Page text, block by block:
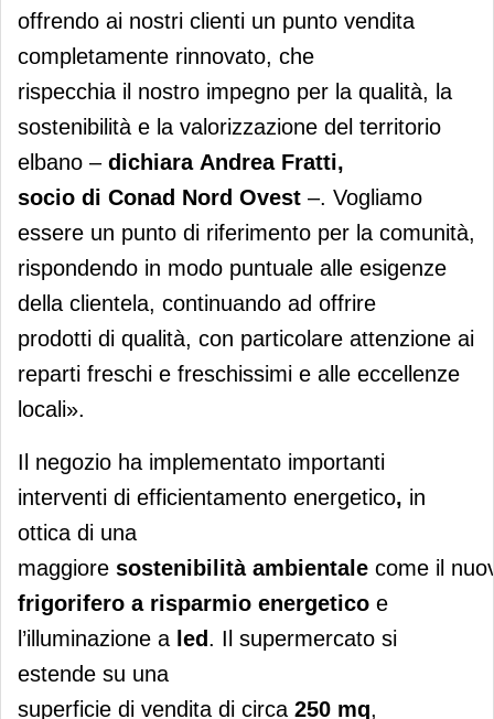
offrendo ai nostri clienti un punto vendita
completamente rinnovato, che
rispecchia il nostro impegno per la qualità, la
sostenibilità e la valorizzazione del territorio
elbano – dichiara Andrea Fratti,
socio di Conad Nord Ovest –. Vogliamo
essere un punto di riferimento per la comunità,
rispondendo in modo puntuale alle esigenze
della clientela, continuando ad offrire
prodotti di qualità, con particolare attenzione ai
reparti freschi e freschissimi e alle eccellenze
locali».
Il negozio ha implementato importanti
interventi di efficientamento energetico, in
ottica di una
maggiore sostenibilità ambientale come il
frigorifero a risparmio energetico e
l’illuminazione a led. Il supermercato si
estende su una
superficie di vendita di circa 250 mq,